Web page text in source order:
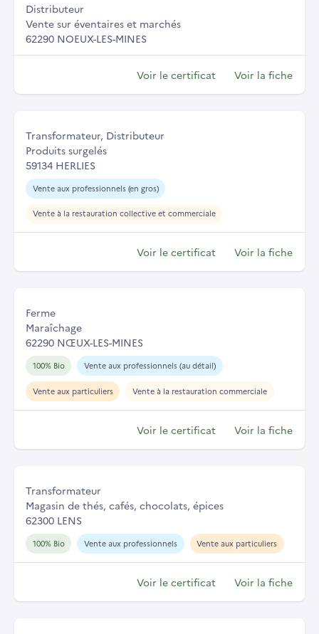
Distributeur
Vente sur éventaires et marchés
62290 NOEUX-LES-MINES
Voir le certificat Voir la fiche
Transformateur, Distributeur
Produits surgelés
59134 HERLIES
Vente aux professionnels (en gros)
Vente à la restauration collective et commerciale
Voir le certificat Voir la fiche
Ferme
Maraîchage
62290 NŒUX-LES-MINES
100% Bio Vente aux professionnels (au détail)
Vente aux particuliers Vente à la restauration commerciale
Voir le certificat Voir la fiche
Transformateur
Magasin de thés, cafés, chocolats, épices
62300 LENS
100% Bio Vente aux professionnels Vente aux particuliers
Voir le certificat Voir la fiche